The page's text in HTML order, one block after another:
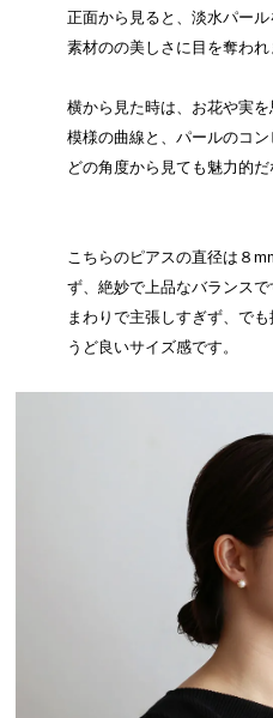
正面から見ると、淡水パー
素材のの美しさに目を奪われ
横から見た時は、お花や実
模様の曲線と、パールのコン
どの角度から見ても魅力的だ
こちらのピアスの直径は８
ず、絶妙で上品なバランス
まわりで主張しすぎず、で
うど良いサイズ感です。